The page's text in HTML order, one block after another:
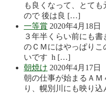
も良くなって、とて
ので 後は良 […]
一等賞 2020年4月18日
３年半くらい前にも
のＣＭにはやっぱりこ
いです h […]
朝焼け 2020年4月17日
朝の仕事が始まるＡＭ
り、幌別川にも映り込